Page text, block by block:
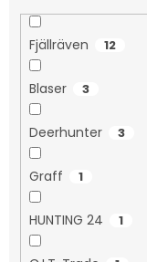
Fjällräven 12
Blaser 3
Deerhunter 3
Graff 1
HUNTING 24 1